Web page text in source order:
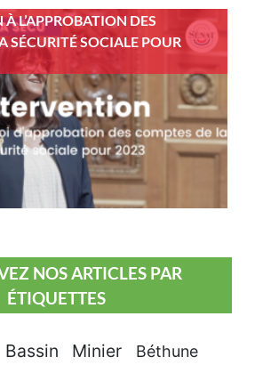
L’APPROBATION DES
SÉCURITÉ SOCIALE POUR
NOS ARTICLES PAR
ÉTIQUETTES
Bassin Minier Béthune